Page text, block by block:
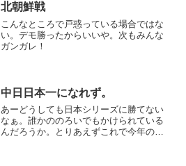
北朝鮮戦
こんなところで戸惑っている場合ではな
い。デモ勝ったからいいや。次もみんな
ガンガレ！
中日日本一になれず。
あーどうしても日本シリーズに勝てない
なぁ。誰かののろいでもかけられている
んだろうか。とりあえずこれで今年のシ